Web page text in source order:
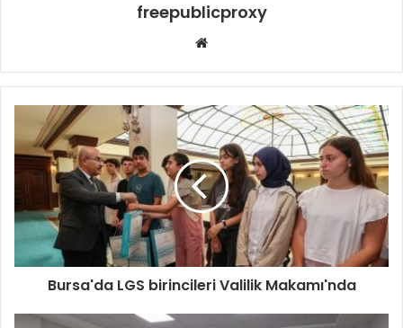
freepublicproxy
Web
Bursa'da LGS birincileri Valilik Makamı'nda